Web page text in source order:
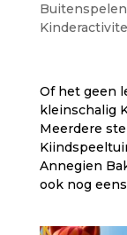
Buitenspelen
Of het geen
kleinschalig
Meerdere
Annegien
ook nog eens